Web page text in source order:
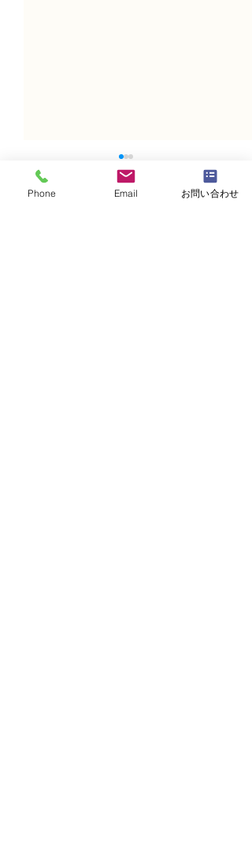
Phone Email お問い合わせ